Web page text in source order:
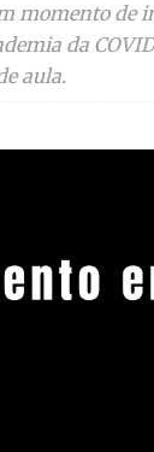
momento de
da
aula.